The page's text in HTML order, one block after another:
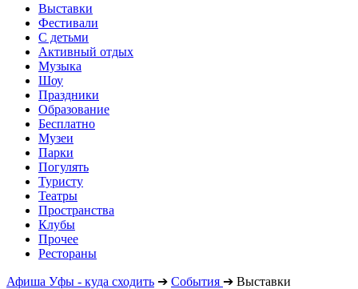
Выставки
Фестивали
С детьми
Активный отдых
Музыка
Шоу
Праздники
Образование
Бесплатно
Музеи
Парки
Погулять
Туристу
Театры
Пространства
Клубы
Прочее
Рестораны
Афиша Уфы - куда сходить ➔ События ➔ Выставки